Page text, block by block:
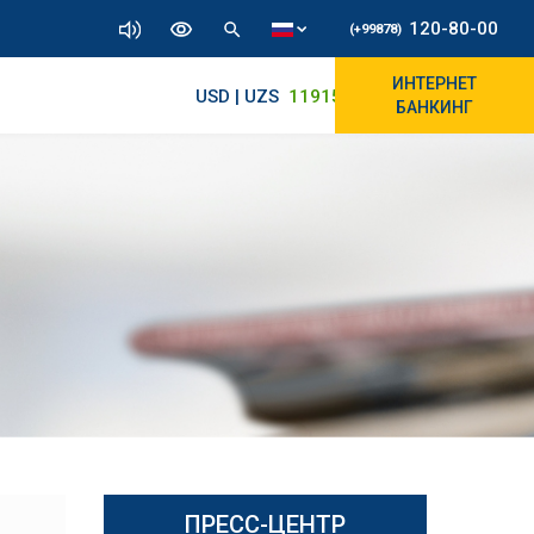
(+99878) 120-80-00
USD | UZS 11915.64 11830/11965
ИНТЕРНЕТ
БАНКИНГ
ПРЕСС-ЦЕНТР